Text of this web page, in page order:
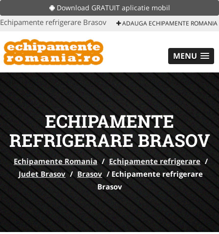
Download GRATUIT aplicatie mobil
Echipamente refrigerare Brasov ADAUGA ECHIPAMENTE ROMANIA
MENU
ECHIPAMENTE
REFRIGERARE BRASOV
Echipamente Romania / Echipamente refrigerare /
Judet Brasov / Brasov /Echipamente refrigerare
Brasov